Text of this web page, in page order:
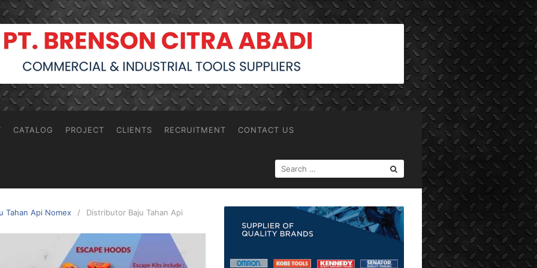
CATALOG PROJECT CLIENTS RECRUITMENT CONTACT US
SEARCH
FOR:
Tahan Api Nomex Distributor Baju Tahan Api